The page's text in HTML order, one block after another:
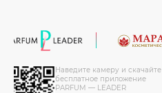
Наведите камеру и скачайте
бесплатное приложение
PARFUM — LEADER